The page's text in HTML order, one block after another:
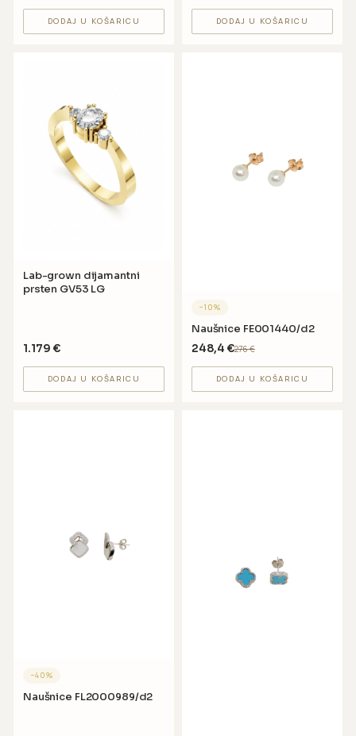
DODAJ U KOŠARICU DODAJ U KOŠARICU
Lab-grown dijamantni
prsten GV53 LG
1.179 €
DODAJ U KOŠARICU
−10%
Naušnice FE001440/d2
248,4 €276€
DODAJ U KOŠARICU
−40%
Naušnice FL2000989/d2